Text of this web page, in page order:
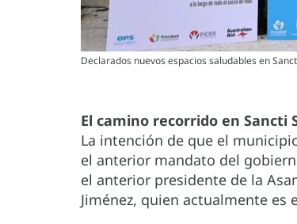
Declarados nuevos espacios saludables en
El camino recorrido en Sancti
La intención de que el
el anterior mandato del
el anterior presidente de la
Jiménez, quien actualmente